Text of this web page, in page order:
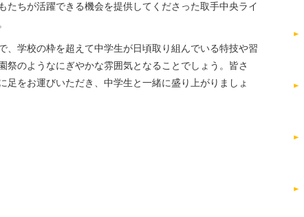
たちが活躍できる機会を提供してくださった取手中央ライ
、学校の枠を超えて中学生が日頃取り組んでいる特技や習
のようなにぎやかな雰囲気となることでしょう。皆さ
足をお運びいただき、中学生と一緒に盛り上がりましょ